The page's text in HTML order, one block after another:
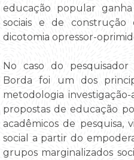
educação popular
sociais e de construção
dicotomia opressor-
No caso do pesquisador
Borda foi um dos
metodologia
propostas de educação
acadêmicos de pesquisa,
social a partir do
grupos marginalizados